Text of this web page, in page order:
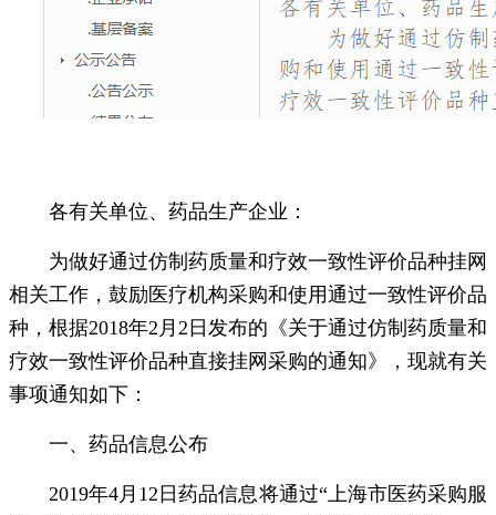
各有关单位、药品生产企业：
为做好通过仿制药质量和疗效一致性评价品种挂网
相关工作，鼓励医疗机构采购和使用通过一致性评价品
种，根据2018年2月2日发布的《关于通过仿制药质量和
疗效一致性评价品种直接挂网采购的通知》，现就有关
事项通知如下：
一、药品信息公布
2019年4月12日药品信息将通过“上海市医药采购服